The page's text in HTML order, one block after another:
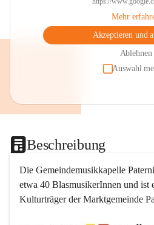
Mehr
Akzeptieren und
Ablehnen
Auswahl
Beschreibung
Die Gemeindemusikkapelle
etwa 40 BlasmusikerInnen und ist
Kulturträger der Marktgemeinde